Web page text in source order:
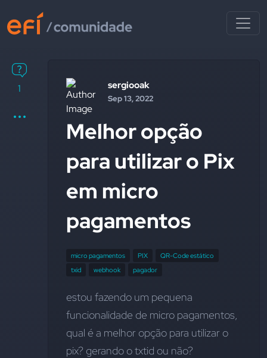
1 sergiooak
Sep 13, 2022
Melhor opção
para utilizar o Pix
em micro
pagamentos
micro pagamentos PIX
QR-Code estático
txid
webhook pagador
estou fazendo um pequena
funcionalidade de micro pagamentos,
qual é a melhor opção para utilizar o
pix? gerando o txtid ou não?